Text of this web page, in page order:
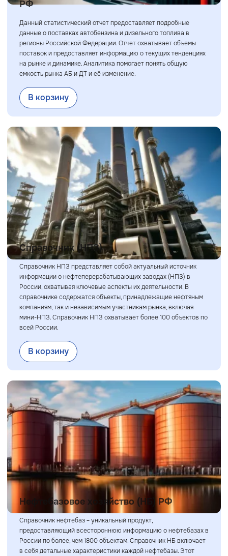
РФ
Данный статистический отчет предоставляет подробные
данные о поставках автобензина и дизельного топлива в
регионы Российской Федерации. Отчет охватывает объемы
поставок и предоставляет информацию о текущих тенденциях
на рынке и динамике. Аналитика помогает понять общую
емкость рынка АБ и ДТ и её изменение.
В корзину
Справочник (НПЗ)
Справочник НПЗ представляет собой актуальный источник
информации о нефтеперерабатывающих заводах (НПЗ) в
России, охватывая ключевые аспекты их деятельности. В
справочнике содержатся объекты, принадлежащие нефтяным
компаниям, так и независимым участникам рынка, включая
мини-НПЗ. Справочник НПЗ охватывает более 100 объектов по
всей России.
В корзину
Нефтебазовое хозяйство (НБ) РФ
Справочник нефтебаз – уникальный продукт,
предоставляющий всестороннюю информацию о нефтебазах в
России по более, чем 1800 объектам. Справочник НБ включает
в себя детальные характеристики каждой нефтебазы. Этот